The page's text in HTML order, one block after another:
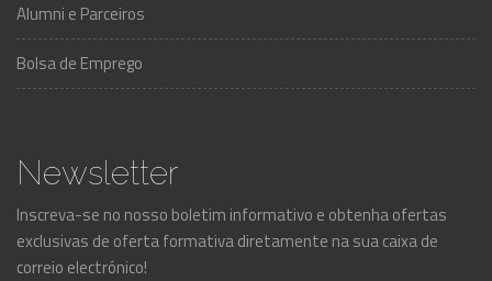
Alumni e Parceiros
Bolsa de Emprego
Newsletter
Inscreva-se no nosso boletim informativo e obtenha ofertas
exclusivas de oferta formativa diretamente na sua caixa de
correio electrónico!